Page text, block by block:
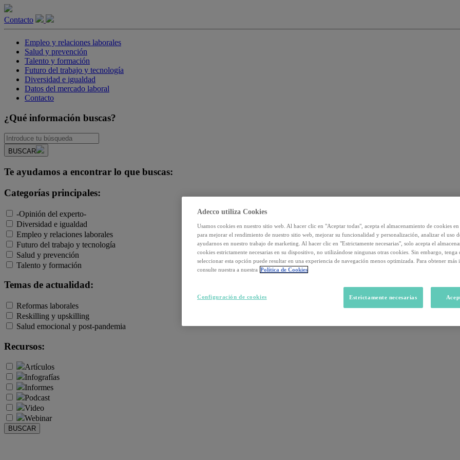
Contacto
Empleo y relaciones laborales
Salud y prevención
Talento y formación
Futuro del trabajo y tecnología
Diversidad e igualdad
Datos del mercado laboral
Contacto
¿Qué información buscas?
BUSCAR
Te ayudamos a encontrar lo que buscas:
Categorías principales:
-Opinión del experto-
Diversidad e igualdad
Empleo y relaciones laborales
Futuro del trabajo y tecnología
Salud y prevención
Talento y formación
Temas de actualidad:
Reformas laborales
Reskilling y upskilling
Salud emocional y post-pandemia
Recursos:
Artículos
Infografías
Informes
Podcast
Video
Webinar
BUSCAR
Adecco utiliza Cookies
Usamos cookies en nuestro sitio web. Al hacer clic en "Aceptar todas", acepta el almacenamiento de cookies
para mejorar el rendimiento de nuestro sitio web, mejorar su funcionalidad y personalización, analizar el uso
ayudarnos en nuestro trabajo de marketing. Al hacer clic en "Estrictamente necesarias", solo acepta el
cookies estrictamente necesarias en su dispositivo, no utilizándose ningunas otras cookies. Sin embargo, tenga
seleccionar esta opción puede resultar en una experiencia de navegación menos optimizada. Para obtener más
consulte nuestra a nuestra Política de Cookies
Estrictamente necesarias
Configuración de cookies